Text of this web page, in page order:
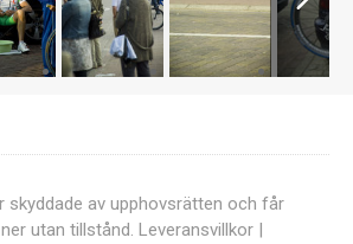
skyddade av upphovsrätten och får
utan tillstånd. Leveransvillkor |